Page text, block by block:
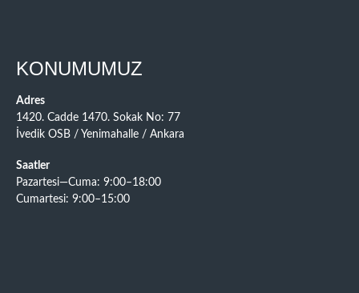
KONUMUMUZ
Adres
1420. Cadde 1470. Sokak No: 77
İvedik OSB / Yenimahalle / Ankara
Saatler
Pazartesi—Cuma: 9:00–18:00
Cumartesi: 9:00–15:00